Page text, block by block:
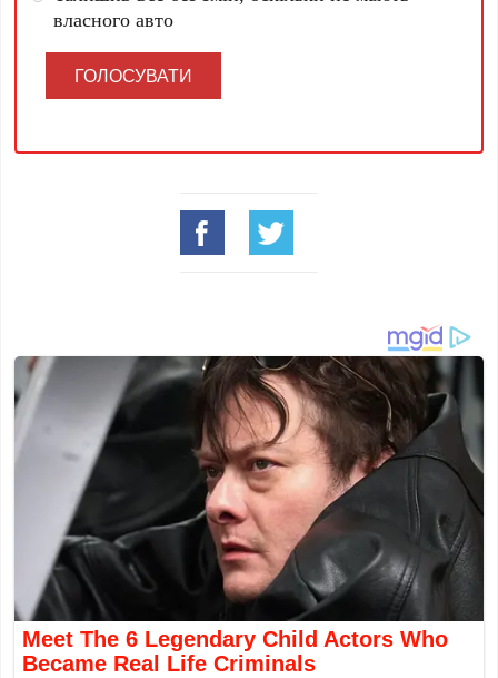
власного авто